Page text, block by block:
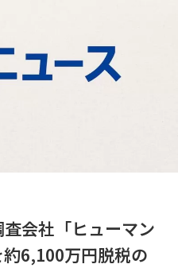
査会社「ヒューマン
6,100万円脱税の